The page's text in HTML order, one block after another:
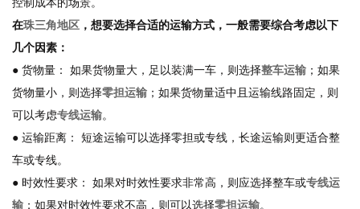
在珠三角地区 ，想要选择合适的运输方式，一般需要综合考虑以下
几个因素：
● 货物量： 如果货物量大，足以装满一车，则选择整车运输 ；如果
货物量小，则选择零担运输 ；如果货物量适中且运输线路固定，则
可以考虑专线运输。
● 运输距离： 短途运输可以选择零担或专线，长途运输则更适合整
车或专线。
● 时效性要求： 如果对时效性要求非常高，则应选择整车或专线运
输 ；如果对时效性要求不高，则可以选择零担运输。